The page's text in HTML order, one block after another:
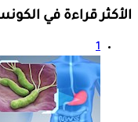
الأكثر قراءة في
1